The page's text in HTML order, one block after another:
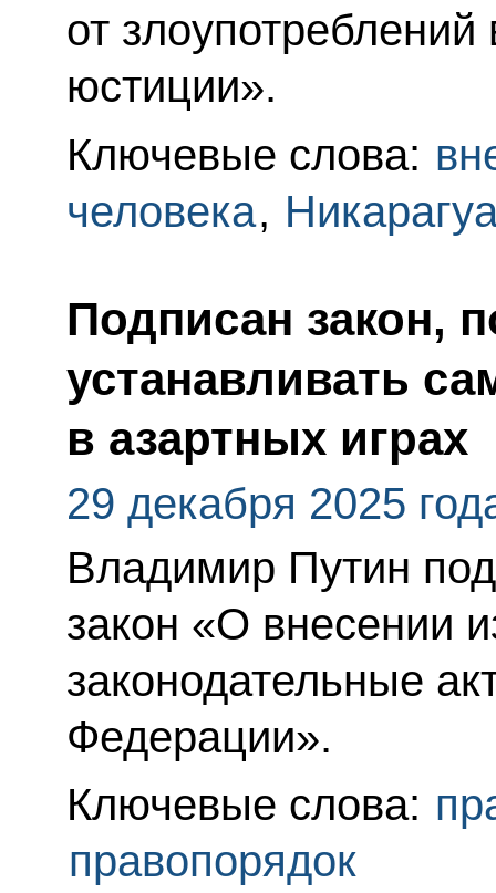
от
юстиции».
Ключевые слова:
человека,
Подписан закон,
устанавливать
в азартных играх
29 декабря 2025
Владимир Путин
закон «О внесении
законодательные
Федерации».
Ключевые слова:
правопорядок